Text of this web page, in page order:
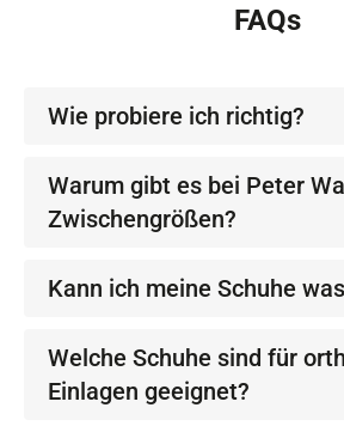
FAQs
Wie probiere ich richtig?
Warum gibt es bei Peter
Zwischengrößen?
Kann ich meine Schuhe
Welche Schuhe sind für
Einlagen geeignet?